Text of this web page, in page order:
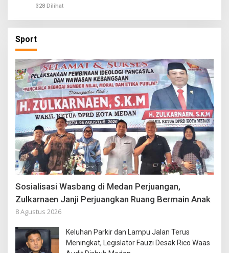
328 Dilihat
Sport
Sosialisasi Wasbang di Medan Perjuangan,
Zulkarnaen Janji Perjuangkan Ruang Bermain Anak
8 Agustus 2026
Keluhan Parkir dan Lampu Jalan Terus
Meningkat, Legislator Fauzi Desak Rico Waas